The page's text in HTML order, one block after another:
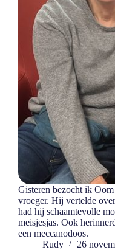
Gisteren bezocht ik
vroeger. Hij vertelde
had hij schaamtevolle
meisjesjas. Ook
een meccanodoos.
Rudy
26